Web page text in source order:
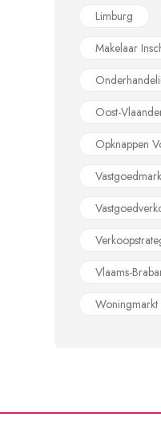
Limburg
Makelaar
Oost-
Opknappen
Vlaams-
Woningmarkt